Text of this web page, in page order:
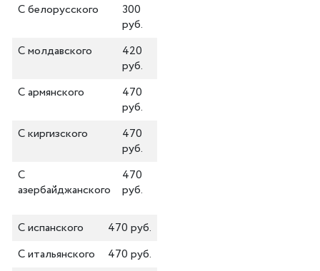
С белорусского
300
руб.
С молдавского
420
руб.
С армянского
470
руб.
С киргизского
470
руб.
С
азербайджанского
470
руб.
С испанского
470 руб.
С итальянского
470 руб.